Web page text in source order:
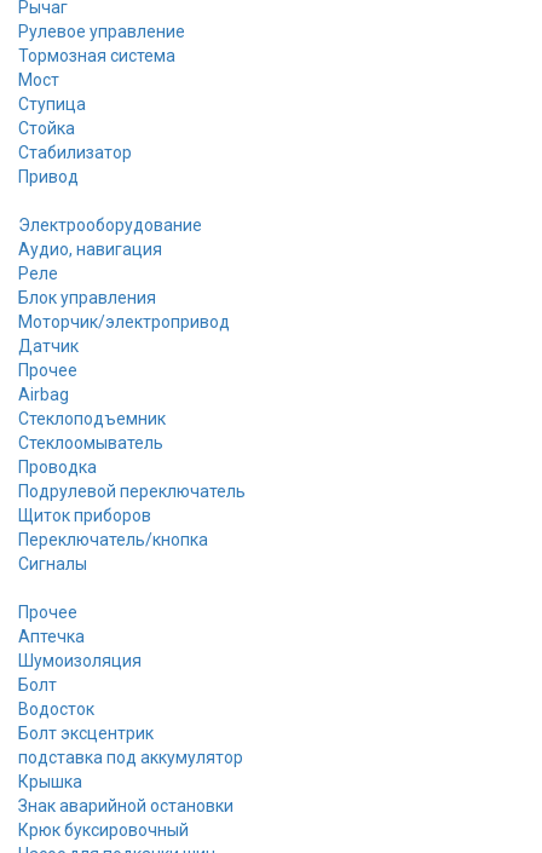
Рычаг
Рулевое управление
Тормозная система
Мост
Ступица
Стойка
Стабилизатор
Привод
Электрооборудование
Аудио, навигация
Реле
Блок управления
Моторчик/электропривод
Датчик
Прочее
Airbag
Стеклоподъемник
Стеклоомыватель
Проводка
Подрулевой переключатель
Щиток приборов
Переключатель/кнопка
Сигналы
Прочее
Аптечка
Шумоизоляция
Болт
Водосток
Болт эксцентрик
подставка под аккумулятор
Крышка
Знак аварийной остановки
Крюк буксировочный